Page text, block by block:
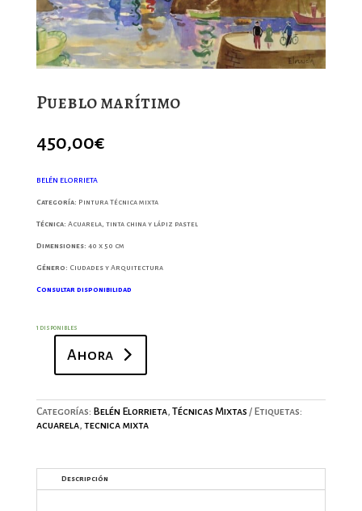
Pueblo marítimo
450,00€
BELÉN ELORRIETA
Categoría: Pintura Técnica mixta
Técnica: Acuarela, tinta china y lápiz pastel
Dimensiones: 40 x 50 cm
Género: Ciudades y Arquitectura
Consultar disponibilidad
1 disponibles
marítimo
Ahora
Categorías: Belén Elorrieta, Técnicas Mixtas
Etiquetas:
acuarela, tecnica mixta
Descripción